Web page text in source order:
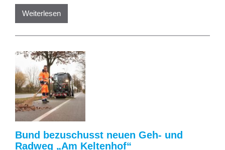
Weiterlesen
Bund bezuschusst neuen Geh- und
Radweg „Am Keltenhof“